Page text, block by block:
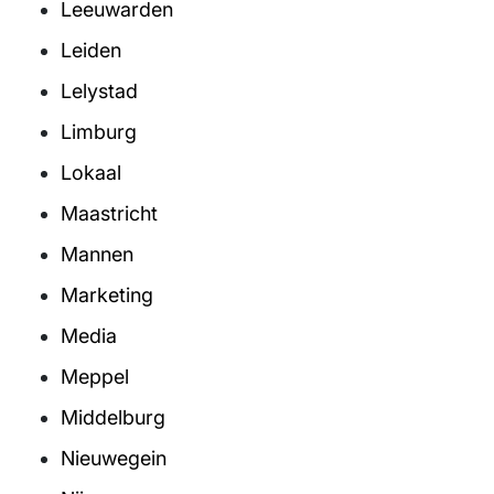
Leeuwarden
Leiden
Lelystad
Limburg
Lokaal
Maastricht
Mannen
Marketing
Media
Meppel
Middelburg
Nieuwegein